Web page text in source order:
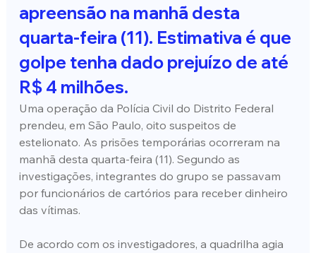
apreensão na manhã desta
quarta-feira (11). Estimativa é que
golpe tenha dado prejuízo de até
R$ 4 milhões.
Uma operação da Polícia Civil do Distrito Federal
prendeu, em São Paulo, oito suspeitos de
estelionato. As prisões temporárias ocorreram na
manhã desta quarta-feira (11). Segundo as
investigações, integrantes do grupo se passavam
por funcionários de cartórios para receber dinheiro
das vítimas.
De acordo com os investigadores, a quadrilha agia